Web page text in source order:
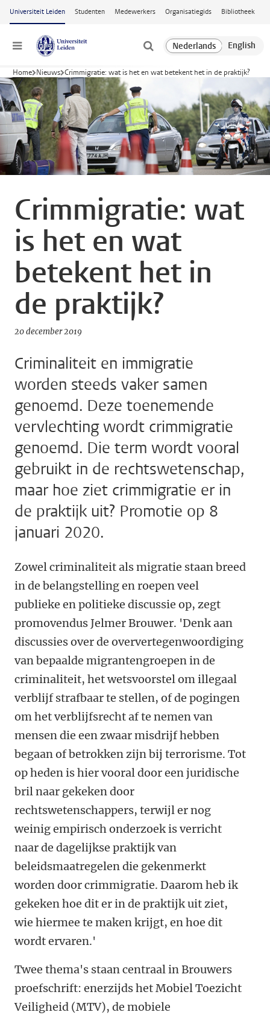
Ga naar hoofdinhoud
Universiteit Leiden Studenten Medewerkers Organisatiegids Bibliotheek
Menu
Home Nieuws Crimmigratie: wat is het en wat betekent het in de praktijk?
Crimmigratie: wat
is het en wat
betekent het in
de praktijk?
20 december 2019
Criminaliteit en immigratie
worden steeds vaker samen
genoemd. Deze toenemende
vervlechting wordt crimmigratie
genoemd. Die term wordt vooral
gebruikt in de rechtswetenschap,
maar hoe ziet crimmigratie er in
de praktijk uit? Promotie op 8
januari 2020.
Zowel criminaliteit als migratie staan breed
in de belangstelling en roepen veel
publieke en politieke discussie op, zegt
promovendus Jelmer Brouwer. 'Denk aan
discussies over de oververtegenwoordiging
van bepaalde migrantengroepen in de
criminaliteit, het wetsvoorstel om illegaal
verblijf strafbaar te stellen, of de pogingen
om het verblijfsrecht af te nemen van
mensen die een zwaar misdrijf hebben
begaan of betrokken zijn bij terrorisme. Tot
op heden is hier vooral door een juridische
bril naar gekeken door
rechtswetenschappers, terwijl er nog
weinig empirisch onderzoek is verricht
naar de dagelijkse praktijk van
beleidsmaatregelen die gekenmerkt
worden door crimmigratie. Daarom heb ik
gekeken hoe dit er in de praktijk uit ziet,
wie hiermee te maken krijgt, en hoe dit
wordt ervaren.'
Twee thema's staan centraal in Brouwers
proefschrift: enerzijds het Mobiel Toezicht
Veiligheid (MTV), de mobiele